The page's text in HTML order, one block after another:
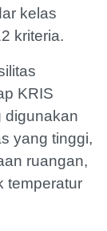
kelas
kriteria.
KRIS
digunakan
yang tinggi,
ruangan,
temperatur